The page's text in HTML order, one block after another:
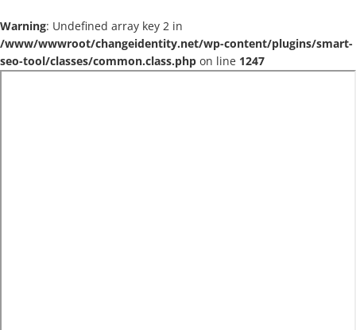
Warning: Undefined array key 2 in
/www/wwwroot/changeidentity.net/wp-content/plugins/smart-
seo-tool/classes/common.class.php on line 1247